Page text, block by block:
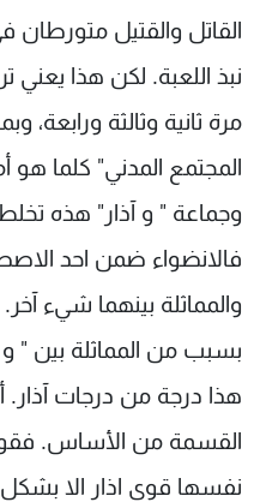
القاتل والقتيل متورطان
نبذ اللعبة. لكن هذا يعني
مرة ثانية وثالثة ورابعة،
المجتمع المدني" كلما
وجماعة " و آذار" هذه
فالانضواء ضمن احد
والمماثلة بينهما شيء
بسبب من المماثلة بين " و
هذا درجة من درجات
القسمة من الأساس.
نفسها قوى اذار الا